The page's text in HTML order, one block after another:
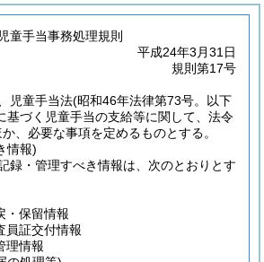
童手当事務処理規則
平成24年3月31日
規則第17号
児童手当法(昭和46年法律第73号。以下
基づく児童手当の支給等に関して、法令
、必要な事項を定めるものとする。
情報)
録・管理すべき情報は、次のとおりとす
・保留情報
員証交付情報
理情報